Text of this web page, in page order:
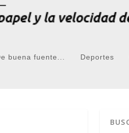
buena fuente... Deportes